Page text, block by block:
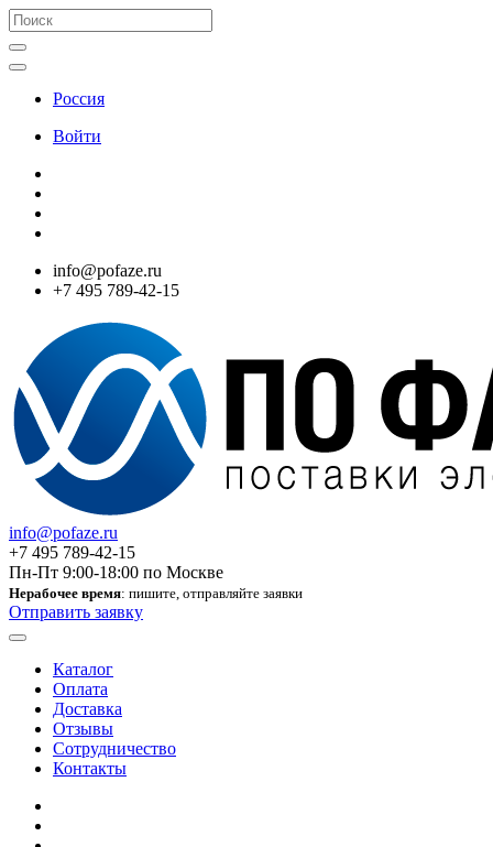
Россия
Войти
info@pofaze.ru
+7 495 789-42-15
info@pofaze.ru
+7 495 789-42-15
Пн-Пт 9:00-18:00 по Москве
Нерабочее время: пишите, отправляйте заявки
Отправить заявку
Каталог
Оплата
Доставка
Отзывы
Сотрудничество
Контакты